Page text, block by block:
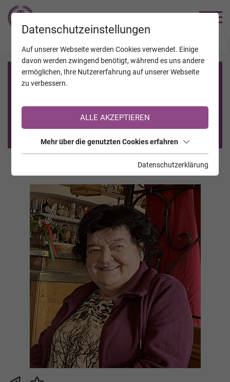
Registrierung auf TrauerHilfe.it
Sie sind noch nicht auf TrauerHilfe.it registriert?
>> zur kostenlosen Registrierung <<
Datenschutzeinstellungen
Auf unserer Webseite werden Cookies verwendet. Einige
davon werden zwingend benötigt, während es uns andere
ermöglichen, Ihre Nutzererfahrung auf unserer Webseite
zu verbessern.
ALLE AKZEPTIEREN
Mehr über die genutzten Cookies erfahren
Datenschutzerklärung
JAHRESTAGE KALENDER VERSTORBENE